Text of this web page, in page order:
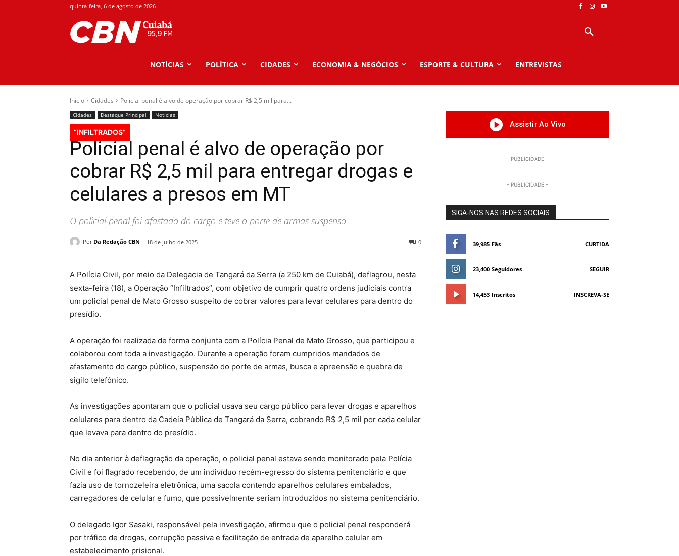
quinta-feira, 6 de agosto de 2026
NOTÍCIAS POLÍTICA CIDADES ECONOMIA & NEGÓCIOS ESPORTE & CULTURA ENTREVISTAS
Início Cidades Policial penal é alvo de operação por cobrar R$ 2,5 mil para...
Cidades Destaque Principal Notícias
“INFILTRADOS”
Policial penal é alvo de operação por
cobrar R$ 2,5 mil para entregar drogas e
celulares a presos em MT
O policial penal foi afastado do cargo e teve o porte de armas suspenso
Por Da Redação CBN 18 de julho de 2025 0
A Polícia Civil, por meio da Delegacia de Tangará da Serra (a 250 km de Cuiabá), deflagrou, nesta
sexta-feira (18), a Operação “Infiltrados”, com objetivo de cumprir quatro ordens judiciais contra
um policial penal de Mato Grosso suspeito de cobrar valores para levar celulares para dentro do
presídio.
A operação foi realizada de forma conjunta com a Polícia Penal de Mato Grosso, que participou e
colaborou com toda a investigação. Durante a operação foram cumpridos mandados de
afastamento do cargo público, suspensão do porte de armas, busca e apreensão e quebra de
sigilo telefônico.
As investigações apontaram que o policial usava seu cargo público para levar drogas e aparelhos
celulares para dentro da Cadeia Pública de Tangará da Serra, cobrando R$ 2,5 mil por cada celular
que levava para dentro do presídio.
No dia anterior à deflagração da operação, o policial penal estava sendo monitorado pela Polícia
Civil e foi flagrado recebendo, de um indivíduo recém-egresso do sistema penitenciário e que
fazia uso de tornozeleira eletrônica, uma sacola contendo aparelhos celulares embalados,
carregadores de celular e fumo, que possivelmente seriam introduzidos no sistema penitenciário.
O delegado Igor Sasaki, responsável pela investigação, afirmou que o policial penal responderá
por tráfico de drogas, corrupção passiva e facilitação de entrada de aparelho celular em
estabelecimento prisional.
Assistir Ao Vivo
- PUBLICIDADE -
- PUBLICIDADE -
SIGA-NOS NAS REDES SOCIAIS
39,985 Fãs CURTIDA
23,400 Seguidores SEGUIR
14,453 Inscritos INSCREVA-SE